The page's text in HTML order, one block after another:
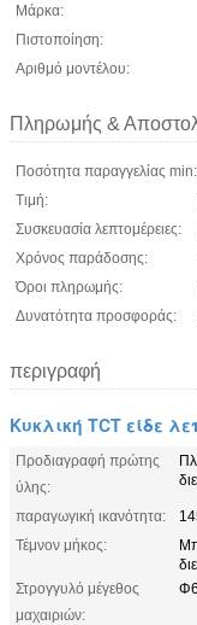
Μάρκα:
Πιστοποίηση:
Αριθμό μοντέλου:
Πληρωμής &
Ποσότητα παραγγελίας min:
Τιμή:
Συσκευασία λεπτομέρειες:
Χρόνος παράδοσης:
Όροι πληρωμής:
Δυνατότητα προσφοράς:
περιγραφή
Κυκλική TCT είδε
Προδιαγραφή πρώτης
ύλης:
παραγωγική ικανότητα:
Τέμνον μήκος:
Στρογγυλό μέγεθος
μαχαιριών: